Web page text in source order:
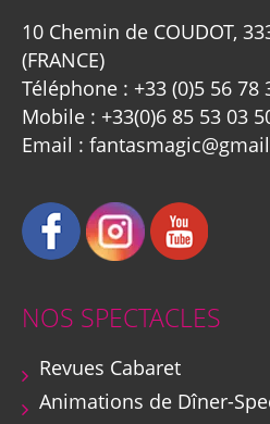
10 Chemin de COUDOT,
(FRANCE)
Téléphone : +33 (0)5 56 78
Mobile : +33(0)6 85 53 03
Email :
NOS SPECTACLES
Revues Cabaret
Animations de Dîner-